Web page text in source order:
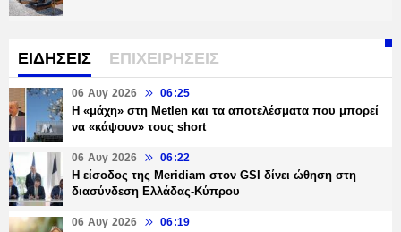
ΕΙΔΗΣΕΙΣ ΕΠΙΧΕΙΡΗΣΕΙΣ
06 Αυγ 2026 06:25
H «μάχη» στη Metlen και τα αποτελέσματα που μπορεί
να «κάψουν» τους short
06 Αυγ 2026 06:22
Η είσοδος της Meridiam στον GSI δίνει ώθηση στη
διασύνδεση Ελλάδας-Κύπρου
06 Αυγ 2026 06:19